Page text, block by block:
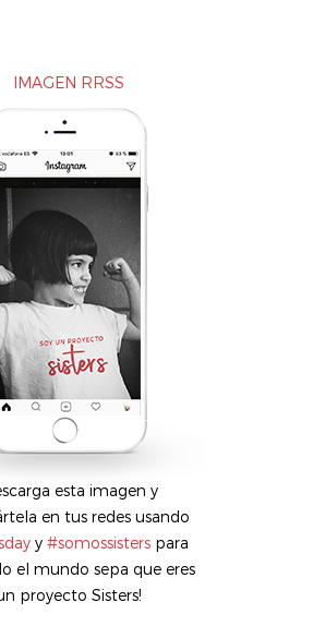
IMAGEN RRSS
esta imagen y
en tus redes usando
y #somossisterspara
el mundo sepa que eres
proyecto Sisters!